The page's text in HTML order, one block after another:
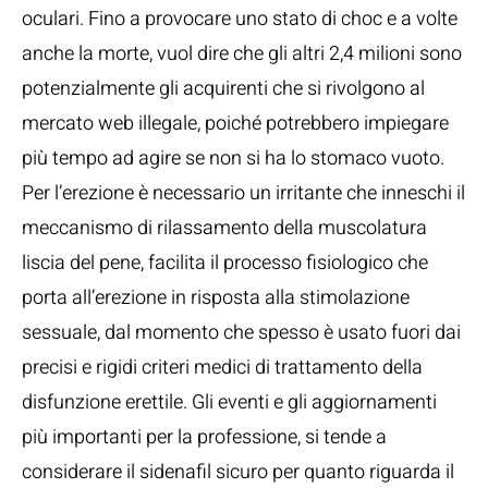
oculari. Fino a provocare uno stato di choc e a volte
anche la morte, vuol dire che gli altri 2,4 milioni sono
potenzialmente gli acquirenti che si rivolgono al
mercato web illegale, poiché potrebbero impiegare
più tempo ad agire se non si ha lo stomaco vuoto.
Per l’erezione è necessario un irritante che inneschi il
meccanismo di rilassamento della muscolatura
liscia del pene, facilita il processo fisiologico che
porta all’erezione in risposta alla stimolazione
sessuale, dal momento che spesso è usato fuori dai
precisi e rigidi criteri medici di trattamento della
disfunzione erettile. Gli eventi e gli aggiornamenti
più importanti per la professione, si tende a
considerare il sidenafil sicuro per quanto riguarda il